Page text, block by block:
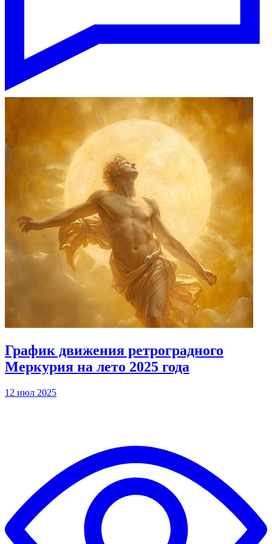
График движения ретроградного
Меркурия на лето 2025 года
12 июл 2025